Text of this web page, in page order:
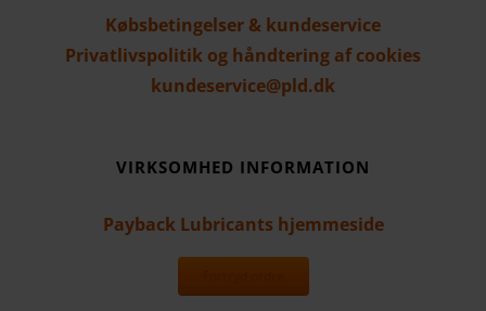
varesiden
Købsbetingelser & kundeservice
Privatlivspolitik og håndtering af cookies
kundeservice@pld.dk
VIRKSOMHED INFORMATION
Payback Lubricants hjemmeside